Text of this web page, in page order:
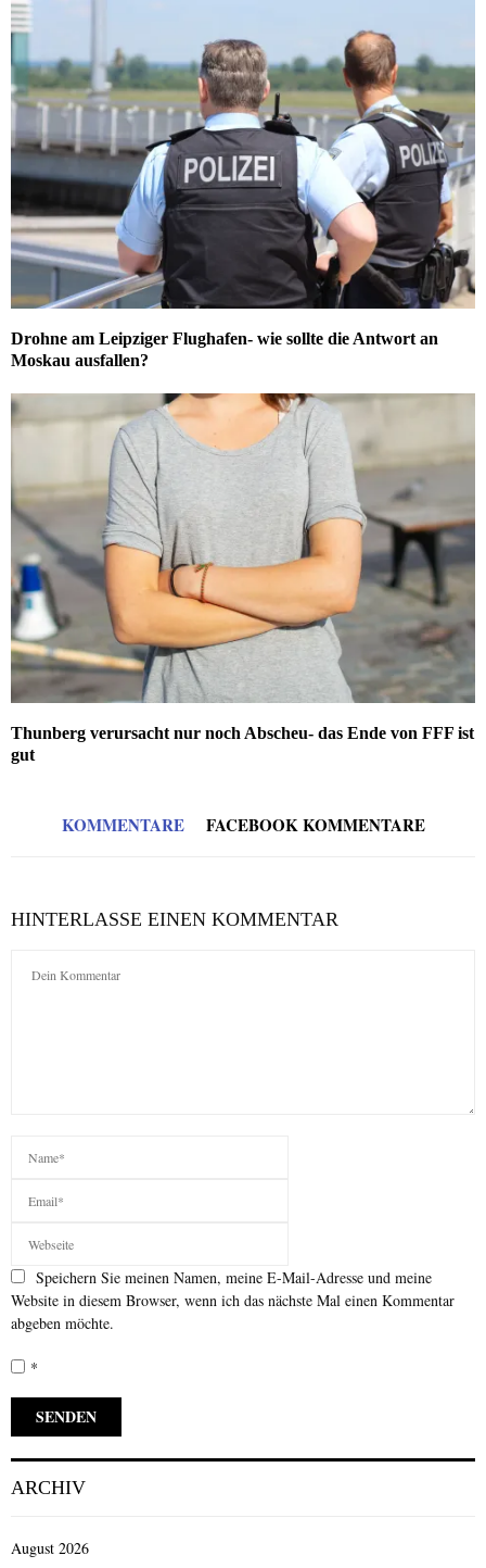
Drohne am Leipziger Flughafen- wie sollte die Antwort an
Moskau ausfallen?
Thunberg verursacht nur noch Abscheu- das Ende von FFF ist
gut
KOMMENTARE FACEBOOK KOMMENTARE
HINTERLASSE EINEN KOMMENTAR
Speichern Sie meinen Namen, meine E-Mail-Adresse und meine
Website in diesem Browser, wenn ich das nächste Mal einen Kommentar
abgeben möchte.
*
ARCHIV
August 2026